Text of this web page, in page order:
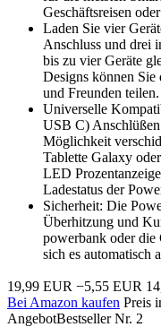
Geschäftsreisen
Laden Sie vier
Anschluss und drei
bis zu vier Geräte
Designs können Sie
und Freunden teilen.
Universelle
USB C)
Möglichkeit
Tablette Galaxy
LED
Ladestatus der
Sicherheit: Die
Überhitzung und
powerbank oder die
sich es automatisch
19,99 EUR −5,55 EUR
Bei Amazon kaufen Preis
AngebotBestseller Nr. 2